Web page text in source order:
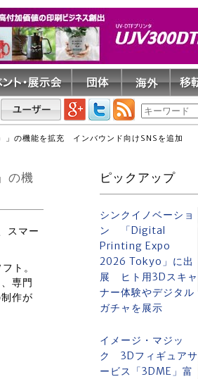
の機能を拡充 インバウンド向けSNSを追加
の機
スマー
ト。
専門
作が
ピックアップ
シンクイノベーショ
ン 「Digital
Printing Expo
2026 Tokyo」に出
展 ヒト用3Dスキャ
ナー体験やデジタル
ガチャを展示
イメージ・マジッ
ク 3Dフィギュアサ
ービス「3DME」富